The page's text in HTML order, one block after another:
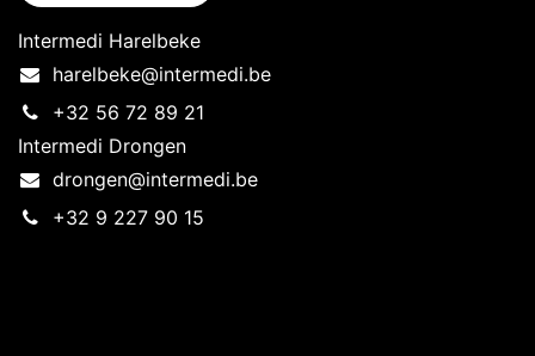
Intermedi Harelbeke
harelbeke@intermedi.be
+32 56 72 89 21
Intermedi Drongen
drongen@intermedi.be
+32 9 227 90 15